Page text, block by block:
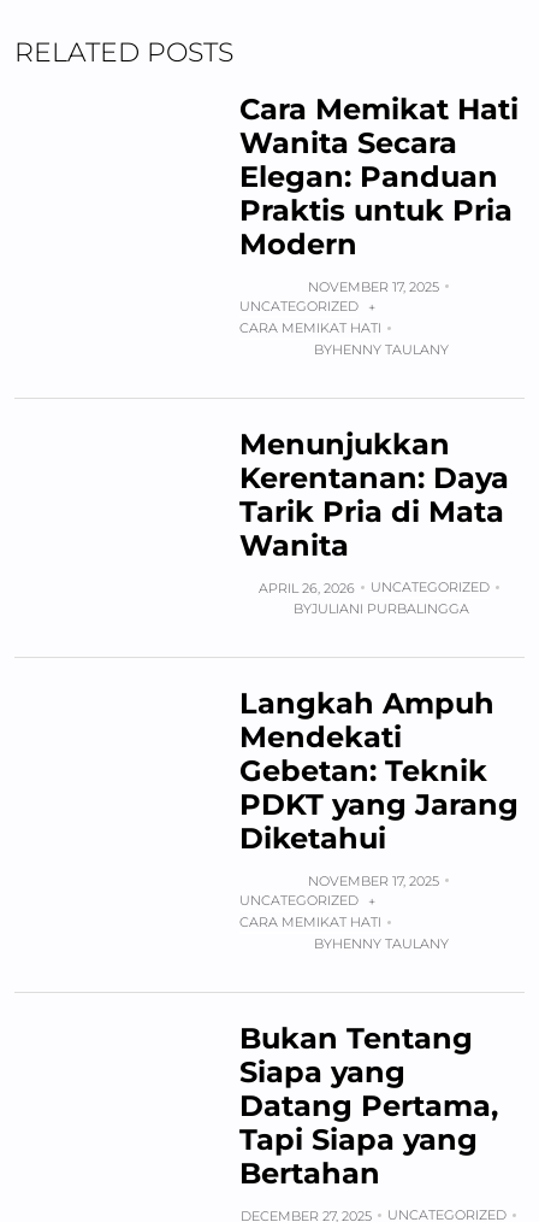
RELATED POSTS
Cara Memikat Hati
Wanita Secara
Elegan: Panduan
Praktis untuk Pria
Modern
NOVEMBER 17, 2025
UNCATEGORIZED
+
CARA MEMIKAT HATI
BYHENNY TAULANY
Menunjukkan
Kerentanan: Daya
Tarik Pria di Mata
Wanita
APRIL 26, 2026
UNCATEGORIZED
BYJULIANI PURBALINGGA
Langkah Ampuh
Mendekati
Gebetan: Teknik
PDKT yang Jarang
Diketahui
NOVEMBER 17, 2025
UNCATEGORIZED
+
CARA MEMIKAT HATI
BYHENNY TAULANY
Bukan Tentang
Siapa yang
Datang Pertama,
Tapi Siapa yang
Bertahan
DECEMBER 27, 2025
UNCATEGORIZED